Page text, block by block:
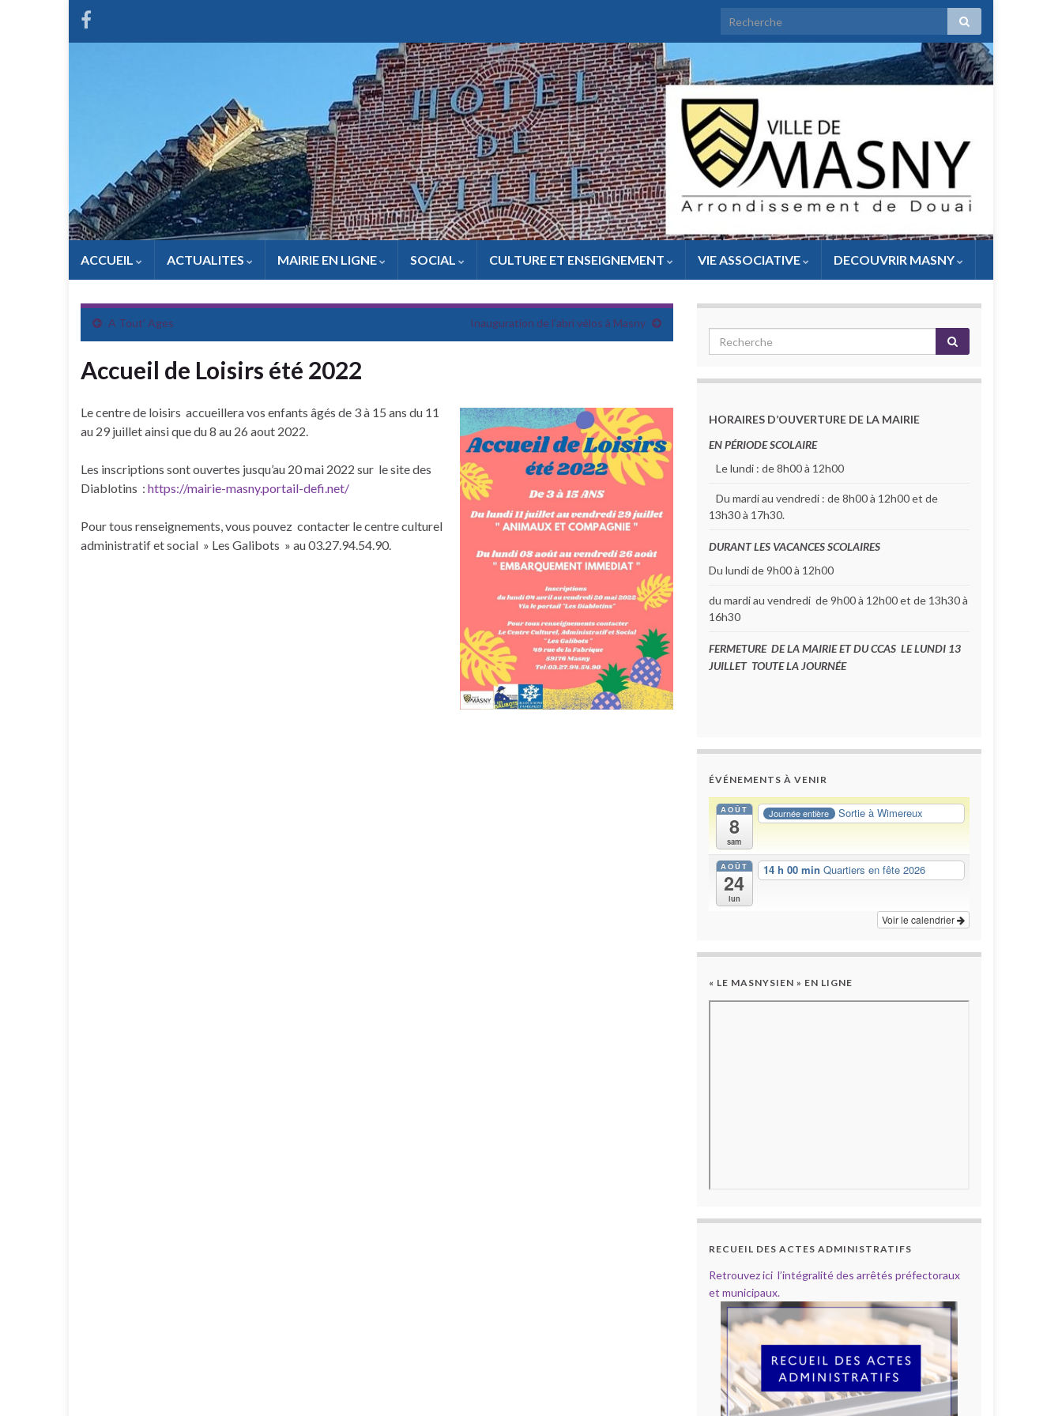
ACCUEIL ACTUALITES MAIRIE EN LIGNE SOCIAL CULTURE ET ENSEIGNEMENT VIE ASSOCIATIVE DECOUVRIR MASNY
A Tout’ Ages Inauguration de l’abri vélos à Masny
Accueil de Loisirs été 2022
Le centre de loisirs accueillera vos enfants âgés de 3 à 15 ans du 11
au 29 juillet ainsi que du 8 au 26 aout 2022.
Les inscriptions sont ouvertes jusqu’au 20 mai 2022 sur le site des
Diablotins : https://mairie-masny.portail-defi.net/
Pour tous renseignements, vous pouvez contacter le centre culturel
administratif et social » Les Galibots » au 03.27.94.54.90.
HORAIRES D’OUVERTURE DE LA MAIRIE
EN PÉRIODE SCOLAIRE
Le lundi : de 8h00 à 12h00
Du mardi au vendredi : de 8h00 à 12h00 et de
13h30 à 17h30.
DURANT LES VACANCES SCOLAIRES
Du lundi de 9h00 à 12h00
du mardi au vendredi de 9h00 à 12h00 et de 13h30 à
16h30
FERMETURE DE LA MAIRIE ET DU CCAS LE LUNDI 13
JUILLET TOUTE LA JOURNÉE
ÉVÉNEMENTS À VENIR
AOÛT
8
sam
Journée entière Sortie à Wimereux
AOÛT
24
lun
14 h 00 min Quartiers en fête 2026
Voir le calendrier
« LE MASNYSIEN » EN LIGNE
RECUEIL DES ACTES ADMINISTRATIFS
Retrouvez ici l’intégralité des arrêtés préfectoraux
et municipaux.